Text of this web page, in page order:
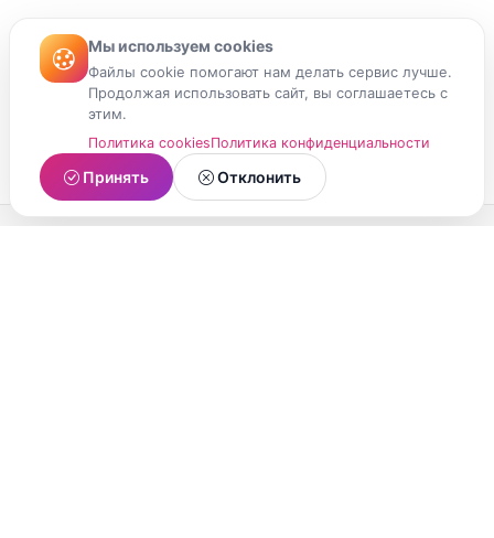
Мы используем cookies
Файлы cookie помогают нам делать сервис лучше.
Продолжая использовать сайт, вы соглашаетесь с
этим.
Политика cookiesПолитика конфиденциальности
Принять Отклонить